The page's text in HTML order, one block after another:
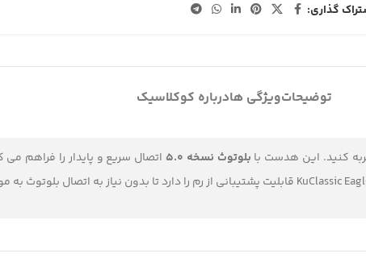
گذاری:
توضیحاتویژگی هادرباره کوکلاسیک
کنید. این هدست با بلوتوث نسخه 5.0 اتصال سریع و پایدار را فراهم می